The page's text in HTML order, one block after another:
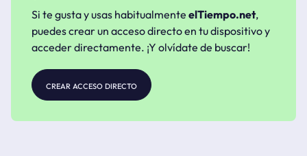
Si te gusta y usas habitualmente elTiempo.net,
puedes crear un acceso directo en tu dispositivo y
acceder directamente. ¡Y olvídate de buscar!
crear acceso directo